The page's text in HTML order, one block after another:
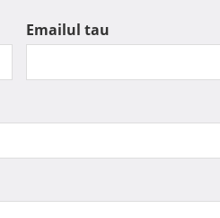
Emailul tau